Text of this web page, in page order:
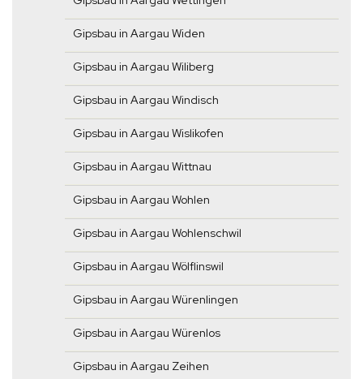
Gipsbau in Aargau Widen
Gipsbau in Aargau Wiliberg
Gipsbau in Aargau Windisch
Gipsbau in Aargau Wislikofen
Gipsbau in Aargau Wittnau
Gipsbau in Aargau Wohlen
Gipsbau in Aargau Wohlenschwil
Gipsbau in Aargau Wölflinswil
Gipsbau in Aargau Würenlingen
Gipsbau in Aargau Würenlos
Gipsbau in Aargau Zeihen